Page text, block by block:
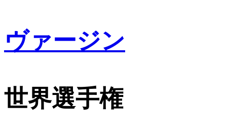
ヴァージン
世界選手権